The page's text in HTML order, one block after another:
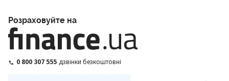
Розраховуйте на
0 800 307 555 дзвінки безкоштовні